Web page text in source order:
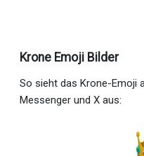
Krone Emoji Bilder
So sieht das Krone-Emoji
Messenger und X aus: